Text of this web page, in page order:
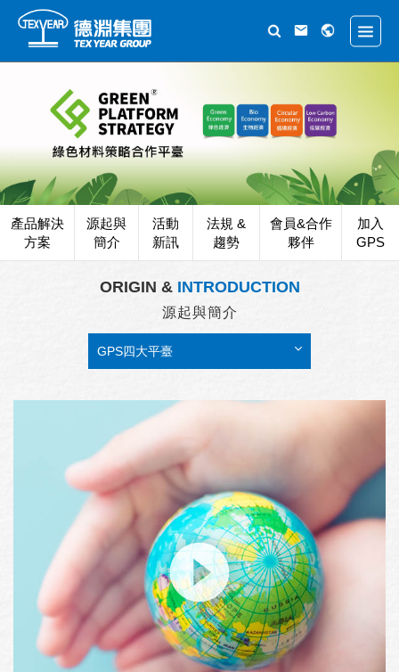
產品解決
方案
源起與
簡介
活動
新訊
法規 &
趨勢
會員&合作
夥伴
加入
GPS
ORIGIN & INTRODUCTION
源起與簡介
GPS四大平臺